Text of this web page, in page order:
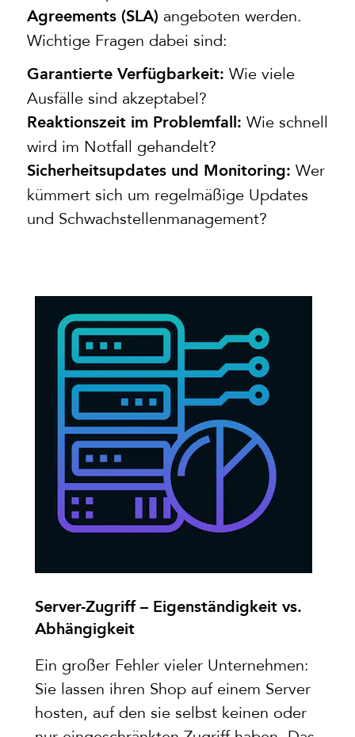
Agreements (SLA) angeboten werden.
Wichtige Fragen dabei sind:
Garantierte Verfügbarkeit: Wie viele
Ausfälle sind akzeptabel?
Reaktionszeit im Problemfall: Wie schnell
wird im Notfall gehandelt?
Sicherheitsupdates und Monitoring: Wer
kümmert sich um regelmäßige Updates
und Schwachstellenmanagement?
Server-Zugriff – Eigenständigkeit vs.
Abhängigkeit
Ein großer Fehler vieler Unternehmen:
Sie lassen ihren Shop auf einem Server
hosten, auf den sie selbst keinen oder